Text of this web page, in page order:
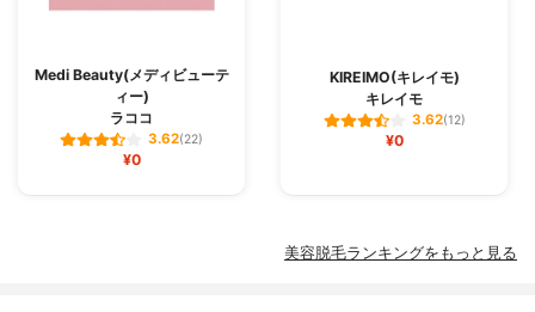
Medi Beauty(メディビューテ
ィー)
ラココ
3.62(22)
¥0
KIREIMO(キレイモ)
キレイモ
3.62(12)
¥0
美容脱毛ランキングをもっと見る